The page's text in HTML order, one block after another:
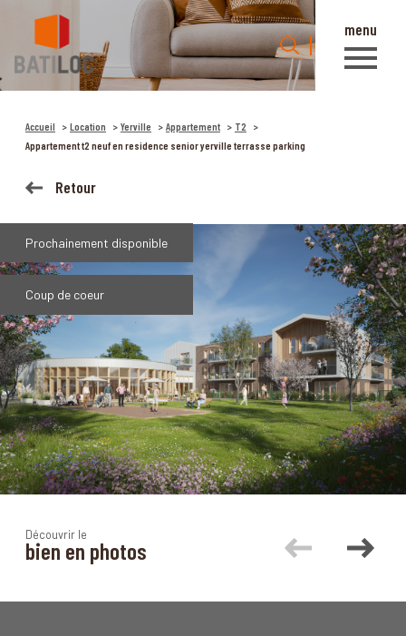
menu
Accueil
0
Accueil Location Yerville Appartement
T2
Appartement t2 neuf en residence senior yerville terrasse parking
Retour
Prochainement disponible
Coup de coeur
Découvrir le
bien en photos